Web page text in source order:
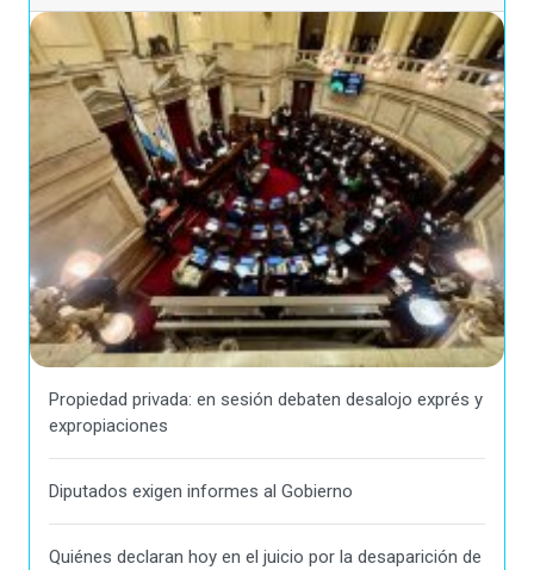
Propiedad privada: en sesión debaten desalojo exprés y
expropiaciones
Diputados exigen informes al Gobierno
Quiénes declaran hoy en el juicio por la desaparición de